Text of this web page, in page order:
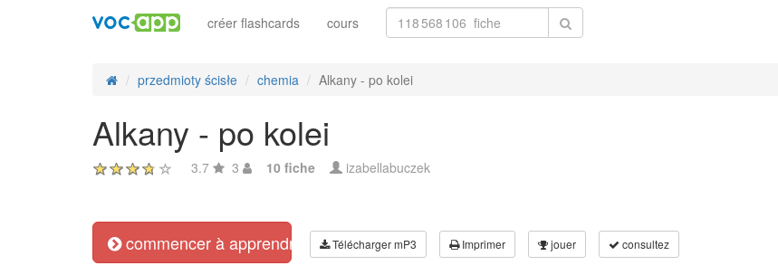
créer flashcards cours
przedmioty ścisłe chemia Alkany - po kolei
Alkany - po kolei
3.7 3 10 fiche izabellabuczek
commencer à apprendre Télécharger mP3 Imprimer jouer consultez